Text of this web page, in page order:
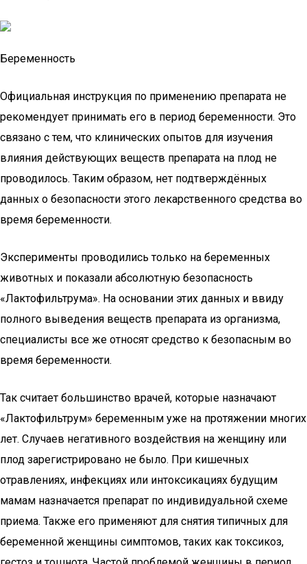
Беременность
Официальная инструкция по применению препарата не
рекомендует принимать его в период беременности. Это
связано с тем, что клинических опытов для изучения
влияния действующих веществ препарата на плод не
проводилось. Таким образом, нет подтверждённых
данных о безопасности этого лекарственного средства во
время беременности.
Эксперименты проводились только на беременных
животных и показали абсолютную безопасность
«Лактофильтрума». На основании этих данных и ввиду
полного выведения веществ препарата из организма,
специалисты все же относят средство к безопасным во
время беременности.
Так считает большинство врачей, которые назначают
«Лактофильтрум» беременным уже на протяжении многих
лет. Случаев негативного воздействия на женщину или
плод зарегистрировано не было. При кишечных
отравлениях, инфекциях или интоксикациях будущим
мамам назначается препарат по индивидуальной схеме
приема. Также его применяют для снятия типичных для
беременной женщины симптомов, таких как токсикоз,